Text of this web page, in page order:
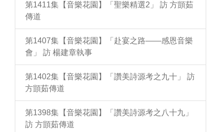
第1411集【音樂花園】「聖樂精選2」 訪 方顗茹
傳道
第1407集【音樂花園】「赴宴之路——感恩音樂
會」 訪 楊建章執事
第1402集【音樂花園】「讚美詩源考之九十」 訪
方顗茹傳道
第1398集【音樂花園】「讚美詩源考之八十九」
訪 方顗茹傳道